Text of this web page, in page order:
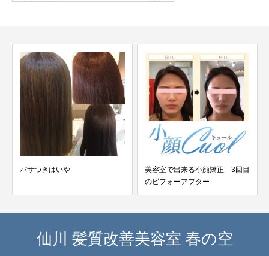
パサつきはいや
美容室で出来る小顔矯正 3回目
のビフォーアフター
仙川 髪質改善美容室 春の空